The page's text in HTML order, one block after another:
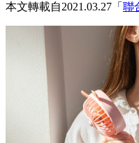
本文轉載自2021.03.27「 聯